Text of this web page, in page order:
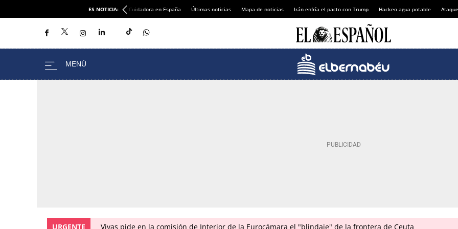
ES NOTICIA: Cuidadora en España Últimas noticias Mapa de noticias Irán enfría el pacto con Trump Hackeo agua potable
URGENTE Vivas pide en la comisión de Interior de la Eurocámara el "blindaje" de la frontera de Ceuta